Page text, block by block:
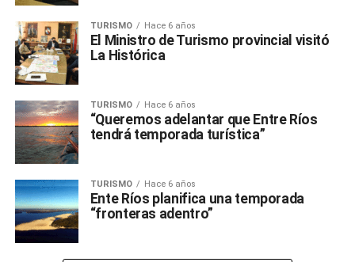
TURISMO Hace 6 años
El Ministro de Turismo provincial visitó
La Histórica
TURISMO Hace 6 años
“Queremos adelantar que Entre Ríos
tendrá temporada turística”
TURISMO Hace 6 años
Ente Ríos planifica una temporada
“fronteras adentro”